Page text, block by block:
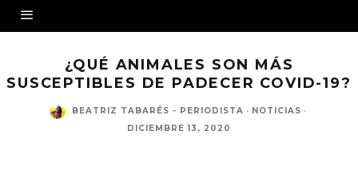
¿QUÉ ANIMALES SON MÁS
SUSCEPTIBLES DE PADECER COVID-19?
BEATRIZ TABARÉS - PERIODISTA · NOTICIAS ·
DICIEMBRE 13, 2020